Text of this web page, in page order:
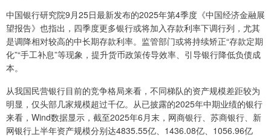
中国银行研究院9月25日最新发布的2025年第4季度《中国经济金融展
望报告》也指出，四季度更多银行或将加入存款利率下调行列，尤其
是调降相对较高的中长期存款利率。监管部门或将持续矫正“存款定期
化”“手工补息”等现象，提升货币政策传导效率、引导银行降低负债成
本。
从我国民营银行目前的竞争格局来看，不同梯队的资产规模差距较为
明显，仅头部几家规模超过千亿。从已披露的2025年中期业绩的银行
来看，Wind数据显示，截至2025年6月末，网商银行、苏商银行、新
网银行上半年资产规模分别达4835.55亿、1436.08亿、1056.96亿